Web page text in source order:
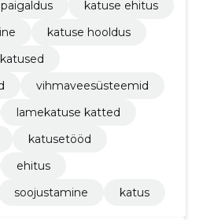
katuse ehitus
katuse hooldus
vihmaveesüsteemid
lamekatuse katted
katusetööd
ehitus
soojustamine katus